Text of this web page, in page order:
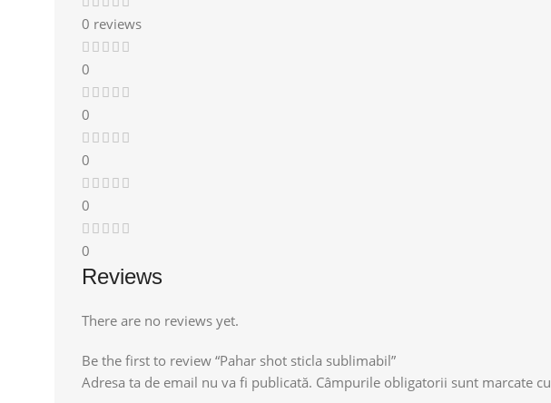
0 reviews
0
0
0
0
0
Reviews
There are no reviews yet.
Be the first to review “Pahar shot sticla sublimabil”
Adresa ta de email nu va fi publicată. Câmpurile obligatorii sunt marcate cu